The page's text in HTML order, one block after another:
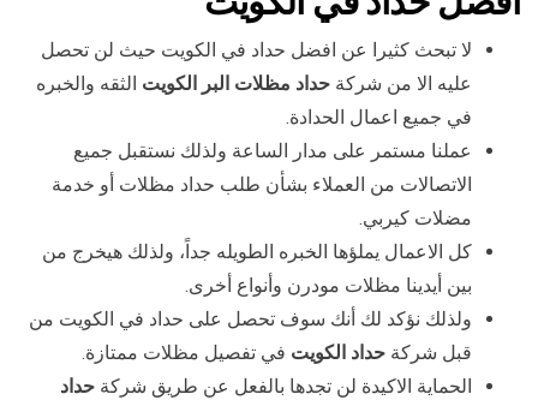
لا تبحث كثيرا عن افضل حداد في الكويت حيث لن تحصل
عليه الا من شركة حداد مظلات البر الكويت الثقه والخبره
في جميع اعمال الحدادة.
عملنا مستمر على مدار الساعة ولذلك نستقبل جميع
الاتصالات من العملاء بشأن طلب حداد مظلات أو خدمة
مضلات كيربي.
كل الاعمال يملؤها الخبره الطويله جداً، ولذلك هيخرج من
بين أيدينا مظلات مودرن وأنواع أخرى.
ولذلك نؤكد لك أنك سوف تحصل على حداد في الكويت من
قبل شركة حداد الكويت في تفصيل مظلات ممتازة.
الحماية الاكيدة لن تجدها بالفعل عن طريق شركة حداد